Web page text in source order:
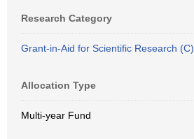
Research Category
Grant-in-Aid for Scientific Research (C)
Allocation Type
Multi-year Fund